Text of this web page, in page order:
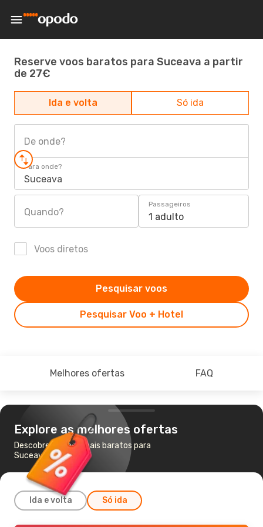
Reserve voos baratos para Suceava a partir
de 27€
Ida e volta Só ida
De onde?
Para onde?
Suceava
Quando?
Passageiros
1 adulto
Voos diretos
Pesquisar Voo + Hotel
Pesquisar voos
Melhores ofertas FAQ
Explore as melhores ofertas
Descobre os voos mais baratos para
Suceava
Ida e volta Só ida